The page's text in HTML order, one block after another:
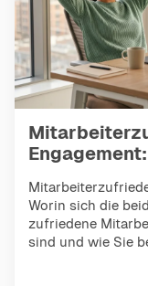
Worin sich die
zufriedene
sind und wie Sie